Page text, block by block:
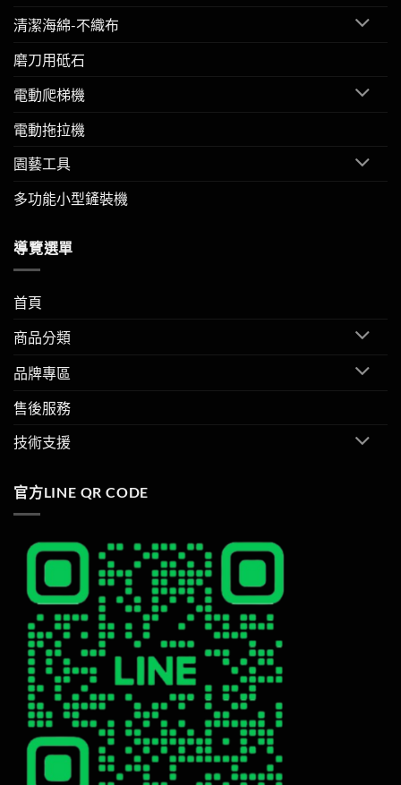
清潔海綿-不織布
磨刀用砥石
電動爬梯機
電動拖拉機
園藝工具
多功能小型鏟裝機
導覽選單
首頁
商品分類
品牌專區
售後服務
技術支援
官方LINE QR CODE